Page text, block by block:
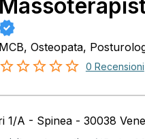
MCB, Osteopata,
0 Recensioni
1/A - Spinea - 30038